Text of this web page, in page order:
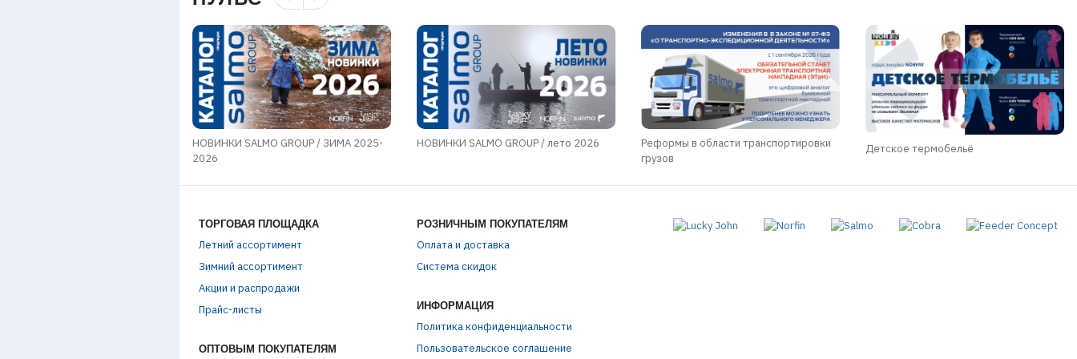
НОВИНКИ SALMO GROUP / ЗИМА 2025-
2026
НОВИНКИ SALMO GROUP / лето 2026
Реформы в области транспортировки
грузов
Детское термобельё
ТОРГОВАЯ ПЛОЩАДКА
Летний ассортимент
Зимний ассортимент
Акции и распродажи
Прайс-листы
ОПТОВЫМ ПОКУПАТЕЛЯМ
РОЗНИЧНЫМ ПОКУПАТЕЛЯМ
Оплата и доставка
Система скидок
ИНФОРМАЦИЯ
Политика конфиденциальности
Пользовательское соглашение